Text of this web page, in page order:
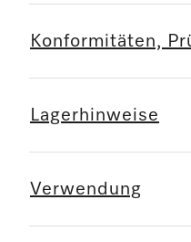
Konformitäten,
Lagerhinweise
Verwendung